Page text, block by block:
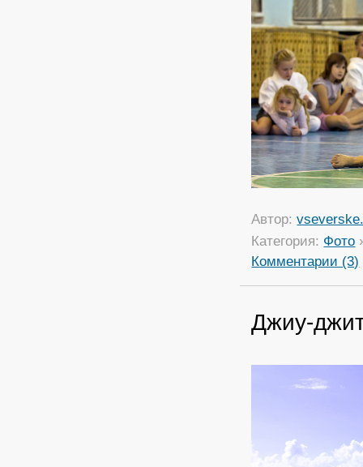
Автор:
Категория: Фото
Комментарии (3)
Джиу-